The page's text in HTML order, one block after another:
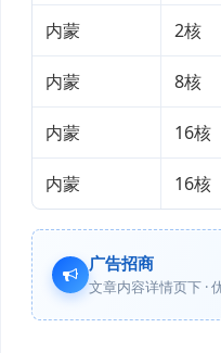
内蒙 2核
内蒙 8核
内蒙 16核
内蒙 16核
广告招商
文章内容详情页下 ·